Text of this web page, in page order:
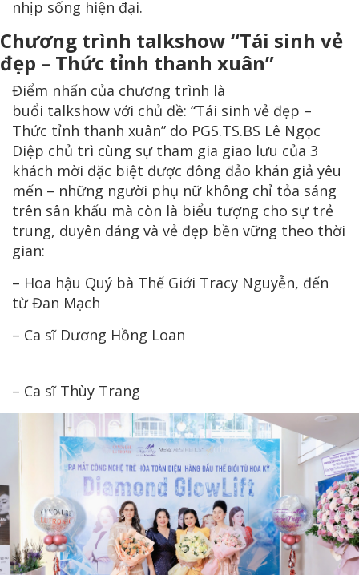
nhịp sống hiện đại.
Chương trình talkshow “Tái sinh vẻ
đẹp – Thức tỉnh thanh xuân”
Điểm nhấn của chương trình là
buổi talkshow với chủ đề: “Tái sinh vẻ đẹp –
Thức tỉnh thanh xuân” do PGS.TS.BS Lê Ngọc
Diệp chủ trì cùng sự tham gia giao lưu của 3
khách mời đặc biệt được đông đảo khán giả yêu
mến – những người phụ nữ không chỉ tỏa sáng
trên sân khấu mà còn là biểu tượng cho sự trẻ
trung, duyên dáng và vẻ đẹp bền vững theo thời
gian:
– Hoa hậu Quý bà Thế Giới Tracy Nguyễn, đến
từ Đan Mạch
– Ca sĩ Dương Hồng Loan
– Ca sĩ Thùy Trang